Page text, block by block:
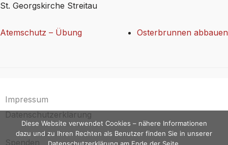
St. Georgskirche Streitau
Atemschutz – Übung Osterbrunnen abbauen
Impressum
Datenschutzerklärung
Spenden
Diese Website verwendet Cookies – nähere Informationen
dazu und zu Ihren Rechten als Benutzer finden Sie in unserer